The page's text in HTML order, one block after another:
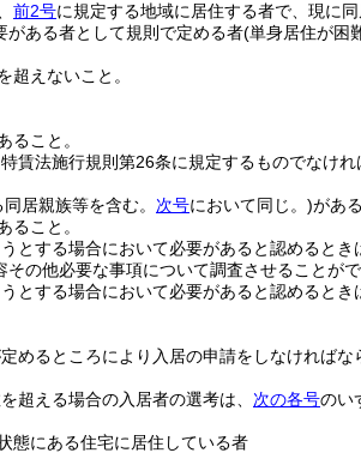
前2号に規定する地域に居住する者で、現に
がある者として規則で定める者(単身居住が困
超えないこと。
ること。
法施行規則第26条に規定するものでなけれ
居親族等を含む。 次号において同じ。)があ
ること。
とする場合において必要があると認めるとき
の他必要な事項について調査させることがで
とする場合において必要があると認めるとき
めるところにより入居の申請をしなければな
超える場合の入居者の選考は、 次の各号のい
態にある住宅に居住している者